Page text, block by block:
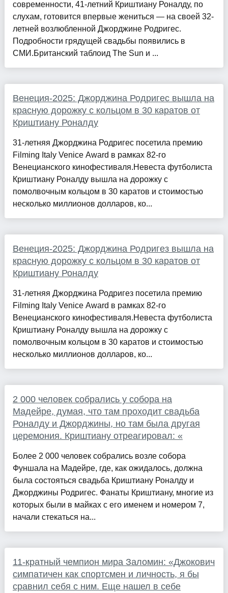
современности, 41-летний Криштиану Роналду, по
слухам, готовится впервые жениться — на своей 32-
летней возлюбленной Джорджине Родригес.
Подробности грядущей свадьбы появились в
СМИ.Британский таблоид The Sun и ...
Венеция-2025: Джорджина Родригес вышла на
красную дорожку с кольцом в 30 каратов от
Криштиану Роналду
31-летняя Джорджина Родригес посетила премию
Filming Italy Venice Award в рамках 82-го
Венецианского кинофестиваля.Невеста футболиста
Криштиану Роналду вышла на дорожку с
помолвочным кольцом в 30 каратов и стоимостью
несколько миллионов долларов, ко...
Венеция-2025: Джорджина Родригез вышла на
красную дорожку с кольцом в 30 каратов от
Криштиану Роналду
31-летняя Джорджина Родригез посетила премию
Filming Italy Venice Award в рамках 82-го
Венецианского кинофестиваля.Невеста футболиста
Криштиану Роналду вышла на дорожку с
помолвочным кольцом в 30 каратов и стоимостью
несколько миллионов долларов, ко...
2 000 человек собрались у собора на
Мадейре, думая, что там проходит свадьба
Роналду и Джорджины, но там была другая
церемония. Криштиану отреагировал: «
Более 2 000 человек собрались возле собора
Фуншала на Мадейре, где, как ожидалось, должна
была состояться свадьба Криштиану Роналду и
Джорджины Родригес. Фанаты Криштиану, многие из
которых были в майках с его именем и номером 7,
начали стекаться на...
11-кратный чемпион мира Заломин: «Джокович
симпатичен как спортсмен и личность, я бы
сравнил себя с ним. Еще нашел в себе